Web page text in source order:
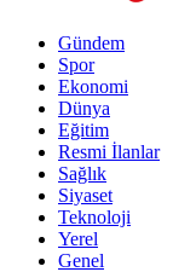
Gündem
Spor
Ekonomi
Dünya
Eğitim
Resmi İlanlar
Sağlık
Siyaset
Teknoloji
Yerel
Genel